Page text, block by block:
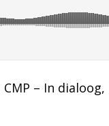
CMP – In dialoog,